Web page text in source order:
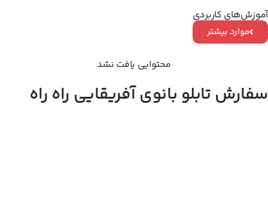
آموزش‌های کاربردی
موارد بیشتر
محتوایی یافت نشد
سفارش تابلو بانوی آفریقایی راه راه